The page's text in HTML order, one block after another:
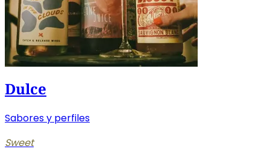
Dulce
Sabores y perfiles
Sweet